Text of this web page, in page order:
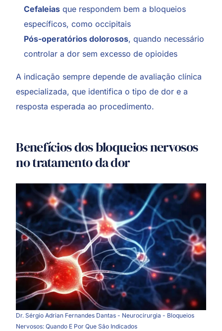
Cefaleias que respondem bem a bloqueios
específicos, como occipitais
Pós-operatórios dolorosos, quando necessário
controlar a dor sem excesso de opioides
A indicação sempre depende de avaliação clínica
especializada, que identifica o tipo de dor e a
resposta esperada ao procedimento.
Benefícios dos bloqueios nervosos
no tratamento da dor
Dr. Sérgio Adrian Fernandes Dantas - Neurocirurgia - Bloqueios
Nervosos: Quando E Por Que São Indicados